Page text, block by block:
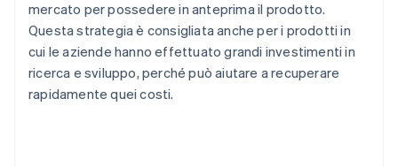
mercato per possedere in anteprima il prodotto.
Questa strategia è consigliata anche per i prodotti in
cui le aziende hanno effettuato grandi investimenti in
ricerca e sviluppo, perché può aiutare a recuperare
rapidamente quei costi.